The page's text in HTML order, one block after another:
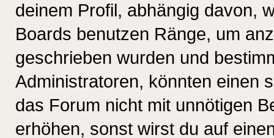
deinem Profil, abhängig davon,
Boards benutzen Ränge, um
geschrieben wurden und
Administratoren, könnten einen
das Forum nicht mit unnötigen
erhöhen, sonst wirst du auf